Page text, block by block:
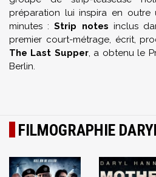
préparation lui inspira en outre
minutes :Strip notes inclus
premier court-métrage, écrit,
The Last Supper, a obtenu le
Berlin.
FILMOGRAPHIE